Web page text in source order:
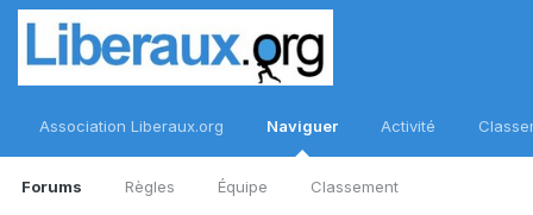
Association Liberaux.org Naviguer
Forums Règles Équipe Classement
Activité